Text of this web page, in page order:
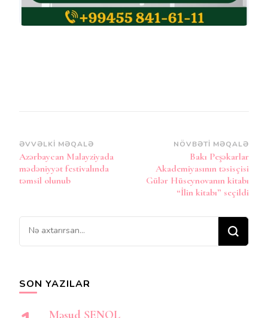
Post
Naviqasiya
ƏVVƏLKI MƏQALƏ
Azərbaycan Malayziyada
mədəniyyət festivalında
təmsil olunub
NÖVBƏTI MƏQALƏ
Bakı Peşəkarlar
Akademiyasının təsisçisi
Gülər Hüseynovanın kitabı
“İlin kitabı” seçildi
Bir
şey
SON YAZILAR
Məsud ŞENOL